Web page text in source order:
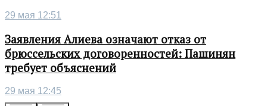
29 мая 12:51
Заявления Алиева означают отказ от
брюссельских договоренностей: Пашинян
требует объяснений
29 мая 12:45